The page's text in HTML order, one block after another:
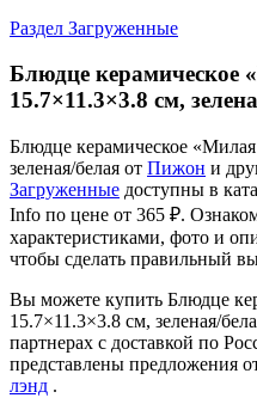
Раздел Загруженные
Блюдце керамическое
15.7×11.3×3.8 см,
Блюдце керамическое
зеленая/белая от Пижон и
Загруженные доступны в
Info по цене от 365 ₽.
характеристиками, фото и
чтобы сделать правильный
Вы можете купить Блюдце
15.7×11.3×3.8 см, зеленая/
партнерах с доставкой по
представлены предложения
лэнд .